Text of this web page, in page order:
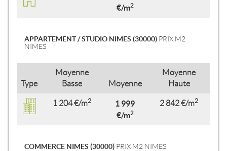
€/m2
APPARTEMENT / STUDIO NIMES (30000) PRIX M2
NIMES
Type
Moyenne
Basse
Moyenne
Moyenne
Haute
1 204 €/m2
1 999
€/m2
2 842 €/m2
COMMERCE NIMES (30000) PRIX M2 NIMES